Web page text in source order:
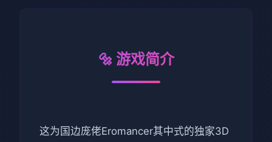
🔩 游戏简介
这为国边庞佬Eromancer其中式的独家3D